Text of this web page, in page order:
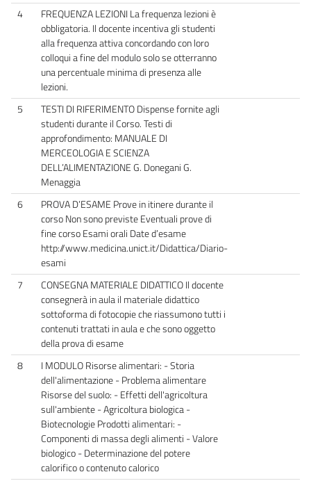
4
FREQUENZA LEZIONI La frequenza lezioni è
obbligatoria. Il docente incentiva gli studenti
alla frequenza attiva concordando con loro
colloqui a fine del modulo solo se otterranno
una percentuale minima di presenza alle
lezioni.
5
TESTI DI RIFERIMENTO Dispense fornite agli
studenti durante il Corso. Testi di
approfondimento: MANUALE DI
MERCEOLOGIA E SCIENZA
DELL’ALIMENTAZIONE G. Donegani G.
Menaggia
6
PROVA D’ESAME Prove in itinere durante il
corso Non sono previste Eventuali prove di
fine corso Esami orali Date d’esame
http://www.medicina.unict.it/Didattica/Diario-
esami
7
CONSEGNA MATERIALE DIDATTICO Il docente
consegnerà in aula il materiale didattico
sottoforma di fotocopie che riassumono tutti i
contenuti trattati in aula e che sono oggetto
della prova di esame
8
I MODULO Risorse alimentari: - Storia
dell'alimentazione - Problema alimentare
Risorse del suolo: - Effetti dell'agricoltura
sull'ambiente - Agricoltura biologica -
Biotecnologie Prodotti alimentari: -
Componenti di massa degli alimenti - Valore
biologico - Determinazione del potere
calorifico o contenuto calorico